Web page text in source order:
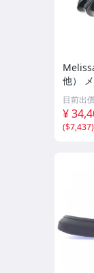
他）
古 古
目前出
¥
($7,437)